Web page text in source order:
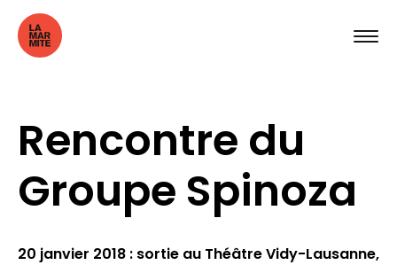
Rencontre du
Groupe Spinoza
20 janvier 2018 : sortie au Théâtre Vidy-Lausanne,